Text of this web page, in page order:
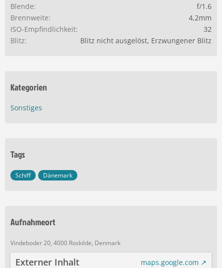
Blende
f/1.6
Brennweite
4,2mm
ISO-Empfindlichkeit
32
Blitz
Blitz nicht ausgelöst, Erzwungener Blitz
Kategorien
Sonstiges
Tags
Schiff Dänemark
Aufnahmeort
Vindeboder 20, 4000 Roskilde, Denmark
Externer Inhalt maps.google.com